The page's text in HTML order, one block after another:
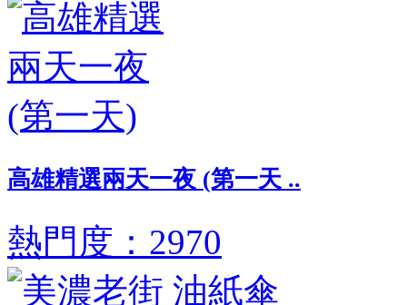
高雄精選兩天一夜 (第一天 ..
熱門度：2970